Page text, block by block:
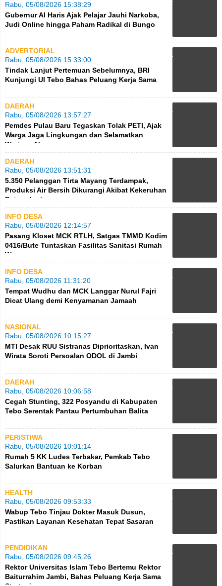
Rabu, 05/08/2026 15:38:29
Gubernur Al Haris Ajak Pelajar Jauhi Narkoba,
Judi Online hingga Paham Radikal di Bungo
ADVERTORIAL
Rabu, 05/08/2026 15:33:00
Tindak Lanjut Pertemuan Sebelumnya, BRI
Kunjungi UI Tebo Bahas Peluang Kerja Sama
DAERAH
Rabu, 05/08/2026 13:57:27
Pemdes Pulau Baru Tegaskan Tolak PETI, Ajak
Warga Jaga Lingkungan dan Selamatkan
Warisan Alam
DAERAH
Rabu, 05/08/2026 13:51:31
5.350 Pelanggan Tirta Mayang Terdampak,
Produksi Air Bersih Dikurangi Akibat Kekeruhan
Batanghari
INFO DESA
Rabu, 05/08/2026 12:14:57
Pasang Kloset MCK RTLH, Satgas TMMD Kodim
0416/Bute Tuntaskan Fasilitas Sanitasi Rumah
Warga
INFO DESA
Rabu, 05/08/2026 11:31:20
Tempat Wudhu dan MCK Langgar Nurul Fajri
Dicat Ulang demi Kenyamanan Jamaah
NASIONAL
Rabu, 05/08/2026 10:15:27
MTI Desak RUU Sistranas Diprioritaskan, Ivan
Wirata Soroti Persoalan ODOL di Jambi
DAERAH
Rabu, 05/08/2026 10:06:58
Cegah Stunting, 322 Posyandu di Kabupaten
Tebo Serentak Pantau Pertumbuhan Balita
PERISTIWA
Rabu, 05/08/2026 10:01:14
Rumah 5 KK Ludes Terbakar, Pemkab Tebo
Salurkan Bantuan ke Korban
HEALTH
Rabu, 05/08/2026 09:53:33
Wabup Tebo Tinjau Dokter Masuk Dusun,
Pastikan Layanan Kesehatan Tepat Sasaran
PENDIDIKAN
Rabu, 05/08/2026 09:45:26
Rektor Universitas Islam Tebo Bertemu Rektor
Baiturrahim Jambi, Bahas Peluang Kerja Sama